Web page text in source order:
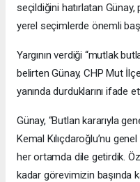
seçildiğini hatırlatan
yerel seçimlerde önemli
Yargının verdiği “mutlak
belirten Günay, CHP Mut
yanında durduklarını ifade
Günay, “Butlan kararıyla
Kemal Kılıçdaroğlu’nu genel
her ortamda dile getirdik.
kadar görevimizin başında